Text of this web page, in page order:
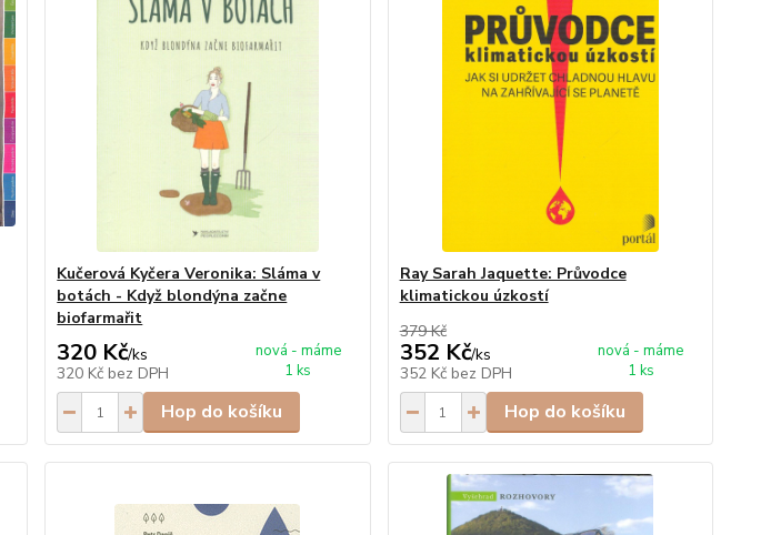
Kučerová Kyčera Veronika: Sláma v
botách - Když blondýna začne
biofarmařit
320 Kč/ks
320 Kč bez DPH
nová - máme
1 ks
Hop do košíku
Ray Sarah Jaquette: Průvodce
klimatickou úzkostí
379 Kč
352 Kč/ks
352 Kč bez DPH
nová - máme
1 ks
Hop do košíku